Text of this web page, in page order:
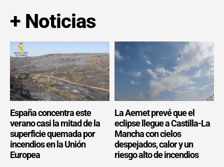
+ Noticias
España concentra este
verano casi la mitad de la
superficie quemada por
incendios en la Unión
Europea
La Aemet prevé que el
eclipse llegue a Castilla-La
Mancha con cielos
despejados, calor y un
riesgo alto de incendios